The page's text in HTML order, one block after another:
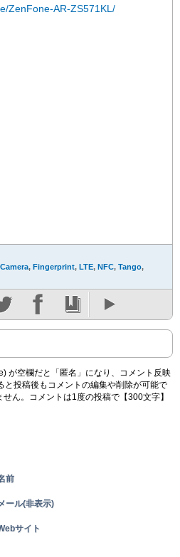
ZenFone-AR-ZS571KL/
, Fingerprint, LTE, NFC, Tango,
が空欄だと「匿名」になり、コメント反映
と投稿後もコメントの編集や削除が可能で
ん。コメントは1度の投稿で【300文字】
前
メール(非表示)
サイト